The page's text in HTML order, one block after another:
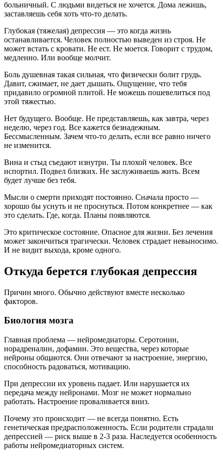
больничный. С людьми видеться не хочется. Дома лежишь,
заставляешь себя хоть что-то делать.
Глубокая (тяжелая) депрессия — это когда жизнь
останавливается. Человек полностью выведен из строя. Не
может встать с кровати. Не ест. Не моется. Говорит с трудом,
медленно. Или вообще молчит.
Боль душевная такая сильная, что физически болит грудь.
Давит, сжимает, не дает дышать. Ощущение, что тебя
придавило огромной плитой. Не можешь пошевелиться под
этой тяжестью.
Нет будущего. Вообще. Не представляешь, как завтра, через
неделю, через год. Все кажется безнадежным.
Бессмысленным. Зачем что-то делать, если все равно ничего
не изменится.
Вина и стыд съедают изнутри. Ты плохой человек. Все
испортил. Подвел близких. Не заслуживаешь жить. Всем
будет лучше без тебя.
Мысли о смерти приходят постоянно. Сначала просто —
хорошо бы уснуть и не проснуться. Потом конкретнее — как
это сделать. Где, когда. Планы появляются.
Это критическое состояние. Опасное для жизни. Без лечения
может закончиться трагически. Человек страдает невыносимо.
И не видит выхода, кроме одного.
Откуда берется глубокая депрессия
Причин много. Обычно действуют вместе несколько
факторов.
Биология мозга
Главная проблема — нейромедиаторы. Серотонин,
норадреналин, дофамин. Это вещества, через которые
нейроны общаются. Они отвечают за настроение, энергию,
способность радоваться, мотивацию.
При депрессии их уровень падает. Или нарушается их
передача между нейронами. Мозг не может нормально
работать. Настроение проваливается вниз.
Почему это происходит — не всегда понятно. Есть
генетическая предрасположенность. Если родители страдали
депрессией — риск выше в 2-3 раза. Наследуется особенность
работы нейромедиаторных систем.